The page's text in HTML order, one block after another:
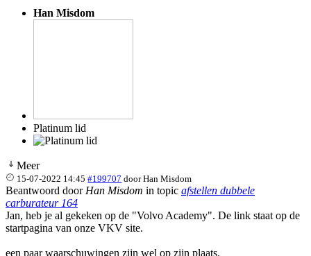
Han Misdom
Platinum lid
Meer
15-07-2022 14:45 #199707 doorHan Misdom
Beantwoord door Han Misdom in topic afstellen dubbele
carburateur 164
Jan, heb je al gekeken op de "Volvo Academy". De link staat op de
startpagina van onze VKV site.
een paar waarschuwingen zijn wel op zijn plaats.